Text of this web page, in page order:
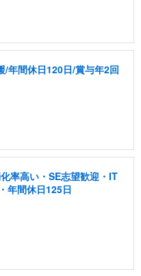
/年間休日120日/賞与年2回
率高い・SE志望歓迎・IT
年間休日125日